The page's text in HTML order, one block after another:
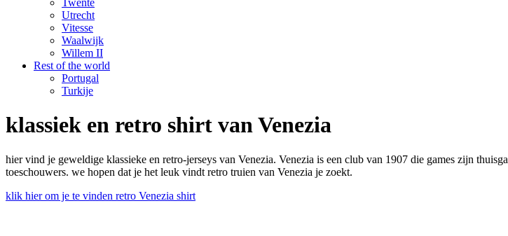
Twente
Utrecht
Vitesse
Waalwijk
Willem II
Rest of the world
Portugal
Turkije
klassiek en retro shirt van Venezia
hier vind je geweldige klassieke en retro-jerseys van Venezia. Venezia is een club van 1907 die games zijn
toeschouwers. we hopen dat je het leuk vindt retro truien van Venezia je zoekt.
klik hier om je te vinden retro Venezia shirt